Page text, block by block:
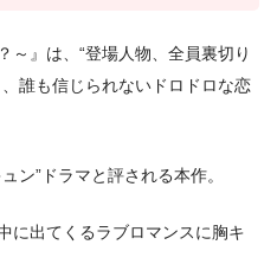
～』は、“登場人物、全員裏切り
誰も信じられないドロドロな恋
ン”ドラマと評される本作。
に出てくるラブロマンスに胸キ